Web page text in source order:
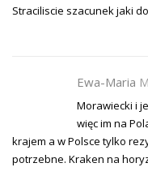
Straciliscie szacunek jaki
Ewa-Maria
Morawiecki i
więc im na
krajem a w Polsce tylko
potrzebne. Kraken na